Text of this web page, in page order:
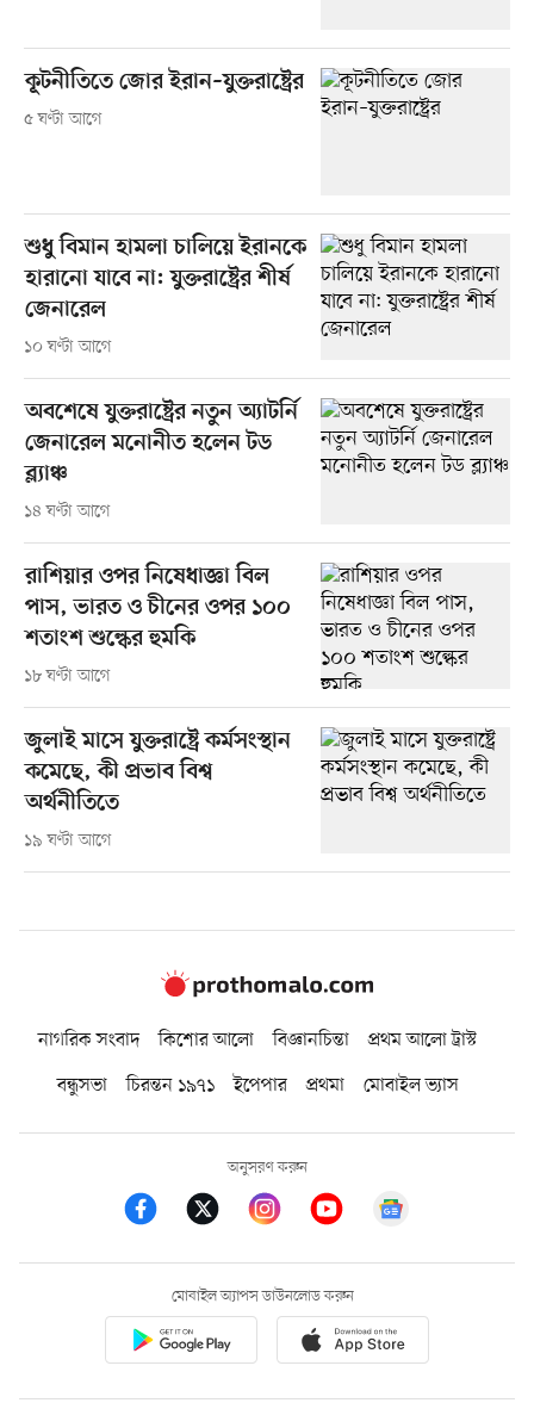
কূটনীতিতে জোর ইরান–যুক্তরাষ্ট্রের
৫ ঘণ্টা আগে
শুধু বিমান হামলা চালিয়ে ইরানকে
হারানো যাবে না: যুক্তরাষ্ট্রের শীর্ষ
জেনারেল
১০ ঘণ্টা আগে
অবশেষে যুক্তরাষ্ট্রের নতুন অ্যাটর্নি
জেনারেল মনোনীত হলেন টড
ব্ল্যাঞ্চ
১৪ ঘণ্টা আগে
রাশিয়ার ওপর নিষেধাজ্ঞা বিল
পাস, ভারত ও চীনের ওপর ১০০
শতাংশ শুল্কের হুমকি
১৮ ঘণ্টা আগে
জুলাই মাসে যুক্তরাষ্ট্রে কর্মসংস্থান
কমেছে, কী প্রভাব বিশ্ব
অর্থনীতিতে
১৯ ঘণ্টা আগে
নাগরিক সংবাদ কিশোর আলো বিজ্ঞানচিন্তা
প্রথম আলো ট্রাস্ট
বন্ধুসভা
চিরন্তন ১৯৭১ ইপেপার প্রথমা মোবাইল ভ্যাস
অনুসরণ করুন
মোবাইল অ্যাপস ডাউনলোড করুন